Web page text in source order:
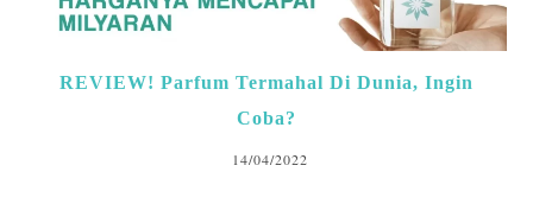
REVIEW! Parfum Termahal Di Dunia, Ingin
Coba?
14/04/2022